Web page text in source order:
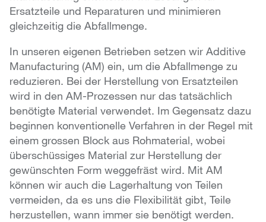
Ersatzteile und Reparaturen und minimieren
gleichzeitig die Abfallmenge.
In unseren eigenen Betrieben setzen wir Additive
Manufacturing (AM) ein, um die Abfallmenge zu
reduzieren. Bei der Herstellung von Ersatzteilen
wird in den AM-Prozessen nur das tatsächlich
benötigte Material verwendet. Im Gegensatz dazu
beginnen konventionelle Verfahren in der Regel mit
einem grossen Block aus Rohmaterial, wobei
überschüssiges Material zur Herstellung der
gewünschten Form weggefräst wird. Mit AM
können wir auch die Lagerhaltung von Teilen
vermeiden, da es uns die Flexibilität gibt, Teile
herzustellen, wann immer sie benötigt werden.